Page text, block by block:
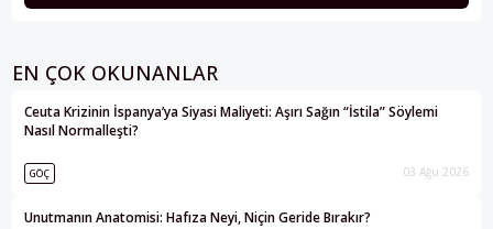
EN ÇOK OKUNANLAR
Ceuta Krizinin İspanya’ya Siyasi Maliyeti: Aşırı Sağın “İstila” Söylemi
Nasıl Normalleşti?
GÖÇ 03 Ağu 2026
Unutmanın Anatomisi: Hafıza Neyi, Niçin Geride Bırakır?